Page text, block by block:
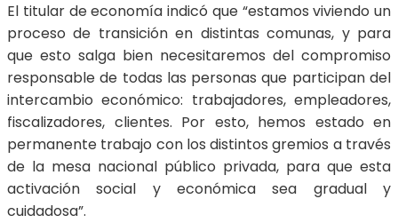
El titular de economía indicó que “estamos viviendo un
proceso de transición en distintas comunas, y para
que esto salga bien necesitaremos del compromiso
responsable de todas las personas que participan del
intercambio económico: trabajadores, empleadores,
fiscalizadores, clientes. Por esto, hemos estado en
permanente trabajo con los distintos gremios a través
de la mesa nacional público privada, para que esta
activación social y económica sea gradual y
cuidadosa”.